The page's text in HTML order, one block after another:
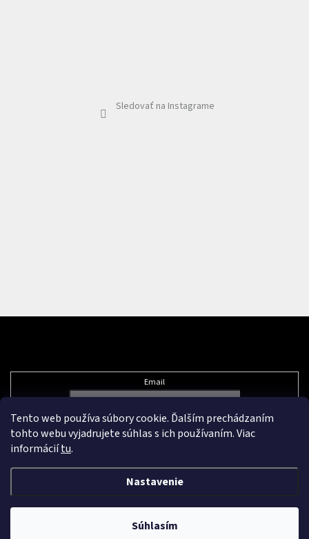
Tento web používa súbory cookie. Ďalším prechádzaním
tohto webu vyjadrujete súhlas s ich používaním. Viac
informáciítu.
Nastavenie
Súhlasím
Sledovať na Instagrame
Email
Vložením e-mailu súhlasíte spodmienkami ochrany osobných údajov
Pikazard.eu. Všetky práva vyhradené.